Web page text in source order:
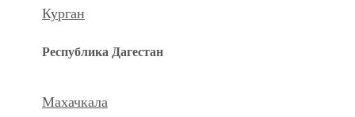
Курган
Республика Дагестан
Махачкала